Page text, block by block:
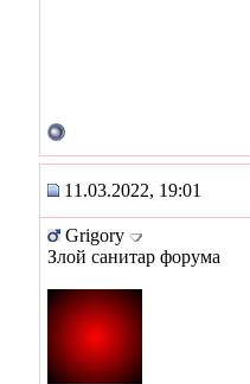
11.03.2022, 19:01
Grigory
Злой санитар форума